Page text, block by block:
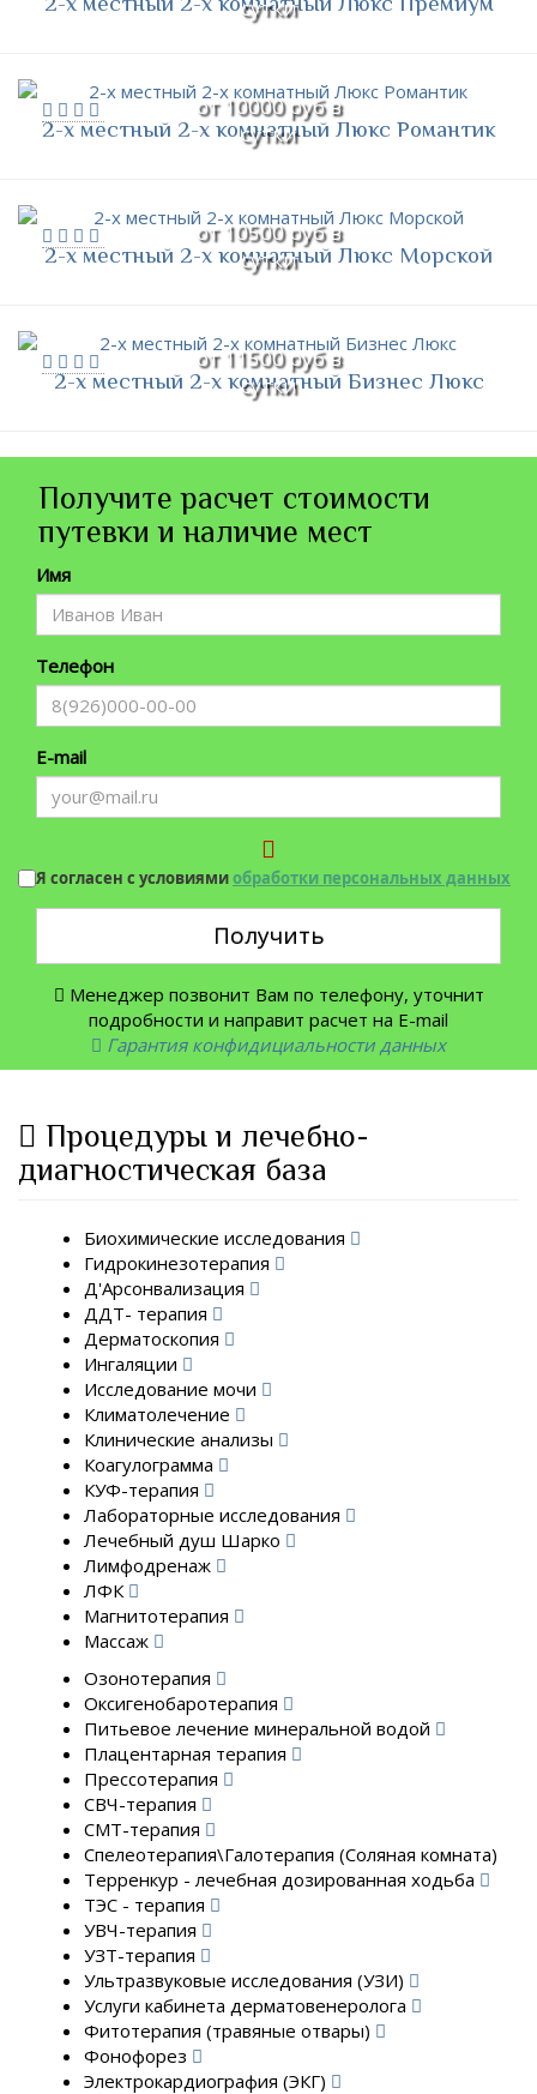
сутки
от 10000 руб в
сутки
2-х местный 2-х комнатный Люкс Романтик
от 10500 руб в
сутки
2-х местный 2-х комнатный Люкс Морской
от 11500 руб в
сутки
2-х местный 2-х комнатный Бизнес Люкс
Получите расчет стоимости
путевки и наличие мест
Имя
Телефон
E-mail
Я согласен с условиямиобработки персональных данных
Получить
Менеджер позвонит Вам по телефону, уточнит
подробности и направит расчет на E-mail
Гарантия конфидициальности данных
Процедуры и лечебно-
диагностическая база
Биохимические исследования
Гидрокинезотерапия
Д'Арсонвализация
ДДТ- терапия
Дерматоскопия
Ингаляции
Исследование мочи
Климатолечение
Клинические анализы
Коагулограмма
КУФ-терапия
Лабораторные исследования
Лечебный душ Шарко
Лимфодренаж
ЛФК
Магнитотерапия
Массаж
Озонотерапия
Оксигенобаротерапия
Питьевое лечение минеральной водой
Плацентарная терапия
Прессотерапия
СВЧ-терапия
СМТ-терапия
Спелеотерапия\Галотерапия (Соляная комната)
Терренкур - лечебная дозированная ходьба
ТЭС - терапия
УВЧ-терапия
УЗТ-терапия
Ультразвуковые исследования (УЗИ)
Услуги кабинета дерматовенеролога
Фитотерапия (травяные отвары)
Фонофорез
Электрокардиография (ЭКГ)